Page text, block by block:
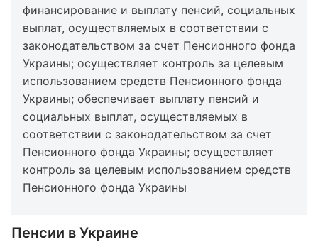
финансирование и выплату пенсий, социальных
выплат, осуществляемых в соответствии с
законодательством за счет Пенсионного фонда
Украины; осуществляет контроль за целевым
использованием средств Пенсионного фонда
Украины; обеспечивает выплату пенсий и
социальных выплат, осуществляемых в
соответствии с законодательством за счет
Пенсионного фонда Украины; осуществляет
контроль за целевым использованием средств
Пенсионного фонда Украины
Пенсии в Украине